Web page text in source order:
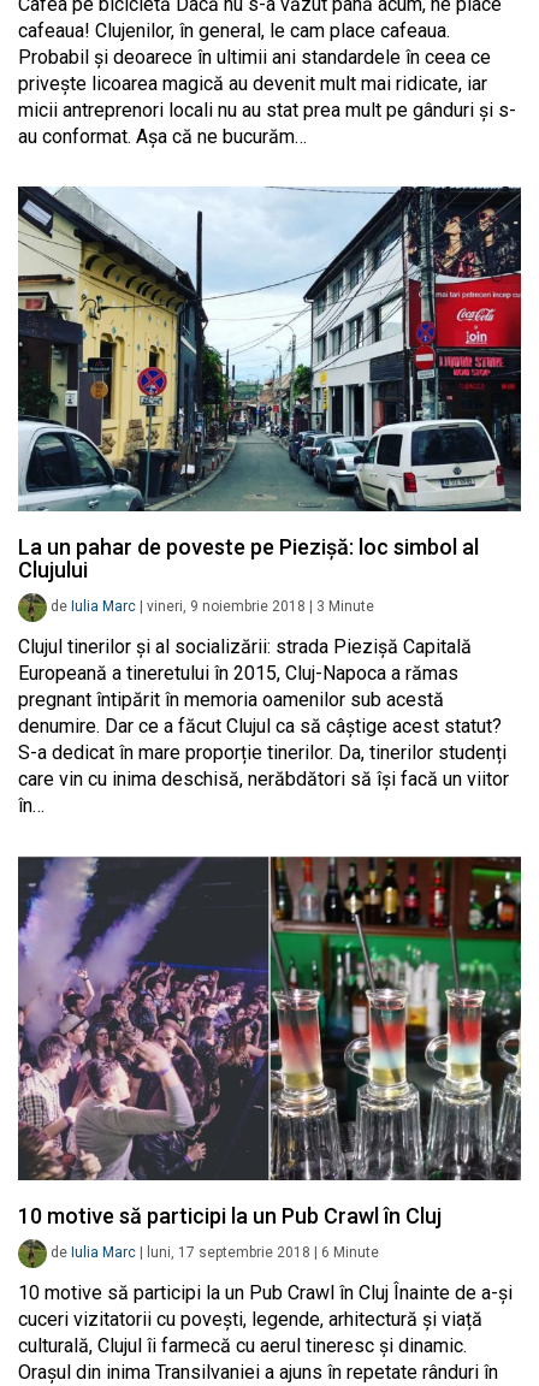
Cafea pe bicicletă Dacă nu s-a văzut până acum, ne place
cafeaua! Clujenilor, în general, le cam place cafeaua.
Probabil și deoarece în ultimii ani standardele în ceea ce
privește licoarea magică au devenit mult mai ridicate, iar
micii antreprenori locali nu au stat prea mult pe gânduri și s-
au conformat. Așa că ne bucurăm…
La un pahar de poveste pe Piezișă: loc simbol al
Clujului
de Iulia Marc vineri, 9 noiembrie 2018 3 Minute
Clujul tinerilor și al socializării: strada Piezișă Capitală
Europeană a tineretului în 2015, Cluj-Napoca a rămas
pregnant întipărit în memoria oamenilor sub acestă
denumire. Dar ce a făcut Clujul ca să câștige acest statut?
S-a dedicat în mare proporție tinerilor. Da, tinerilor studenți
care vin cu inima deschisă, nerăbdători să își facă un viitor
în…
10 motive să participi la un Pub Crawl în Cluj
de Iulia Marc luni, 17 septembrie 2018 6 Minute
10 motive să participi la un Pub Crawl în Cluj Înainte de a-și
cuceri vizitatorii cu povești, legende, arhitectură și viață
culturală, Clujul îi farmecă cu aerul tineresc și dinamic.
Orașul din inima Transilvaniei a ajuns în repetate rânduri în